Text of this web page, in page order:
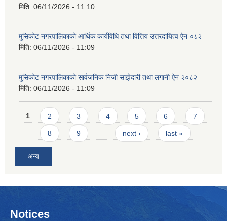
मिति: 06/11/2026 - 11:10
मुसिकोट नगरपालिकाको आर्थिक कार्यविधि तथा वित्तिय उत्तरदायित्व ऐन ०८२
मिति: 06/11/2026 - 11:09
मुसिकोट नगरपालिकाको सार्वजनिक निजी साझेदारी तथा लगानी ऐन २०८२
मिति: 06/11/2026 - 11:09
Pages
1 2 3 4 5 6 7
8 9 … next › last »
अन्य
Notices